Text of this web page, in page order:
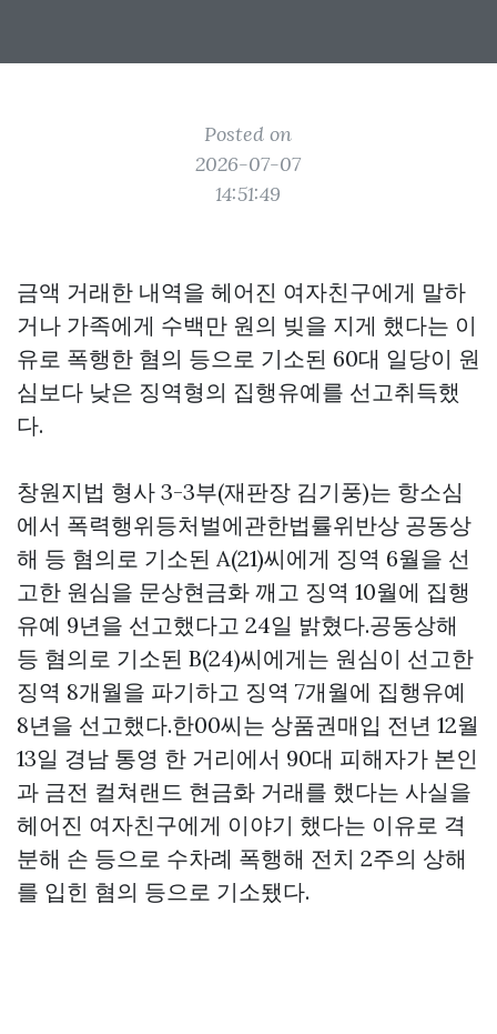
Posted on
2026-07-07
14:51:49
금액 거래한 내역을 헤어진 여자친구에게 말하
거나 가족에게 수백만 원의 빚을 지게 했다는 이
유로 폭행한 혐의 등으로 기소된 60대 일당이 원
심보다 낮은 징역형의 집행유예를 선고취득했
다.
창원지법 형사 3-3부(재판장 김기풍)는 항소심
에서 폭력행위등처벌에관한법률위반상 공동상
해 등 혐의로 기소된 A(21)씨에게 징역 6월을 선
고한 원심을 문상현금화 깨고 징역 10월에 집행
유예 9년을 선고했다고 24일 밝혔다.공동상해
등 혐의로 기소된 B(24)씨에게는 원심이 선고한
징역 8개월을 파기하고 징역 7개월에 집행유예
8년을 선고했다.한00씨는 상품권매입 전년 12월
13일 경남 통영 한 거리에서 90대 피해자가 본인
과 금전 컬쳐랜드 현금화 거래를 했다는 사실을
헤어진 여자친구에게 이야기 했다는 이유로 격
분해 손 등으로 수차례 폭행해 전치 2주의 상해
를 입힌 혐의 등으로 기소됐다.